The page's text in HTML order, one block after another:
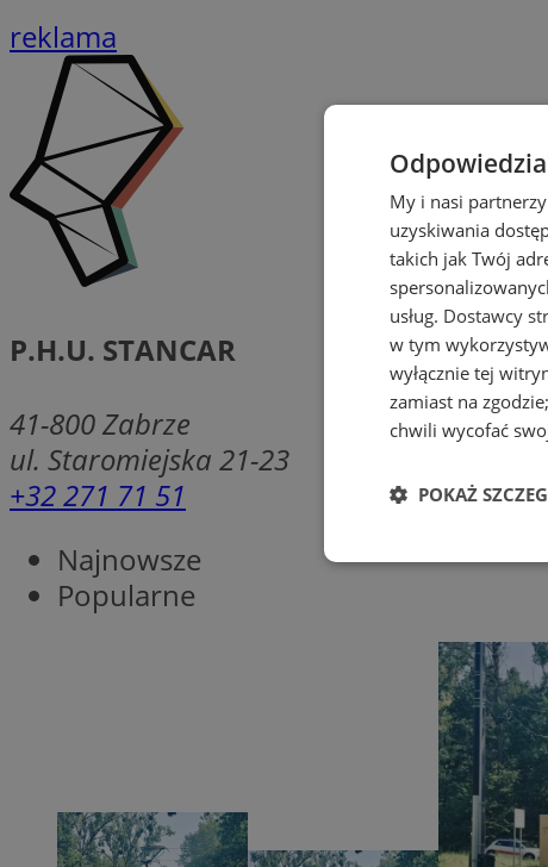
reklama
P.H.U. STANCAR
41-800Zabrze
ul. Staromiejska 21-23
+32 271 71 51
Najnowsze
Popularne
My i nasi
uzyskiwania
takich jak Twój
usług. Dostawcy
w tym
wyłącznie tej
zamiast na
chwili wycofać
POKAŻ
Niezbędne
Niezbędne pliki
zarządzanie kontem.